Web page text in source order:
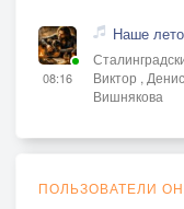
08:16
Наше лето
Виктор ,
Вишнякова
ПОЛЬЗОВАТЕЛИ